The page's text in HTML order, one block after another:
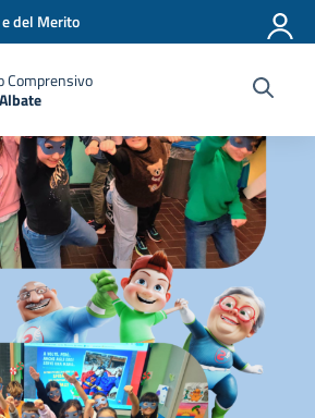
del Merito
Comprensivo